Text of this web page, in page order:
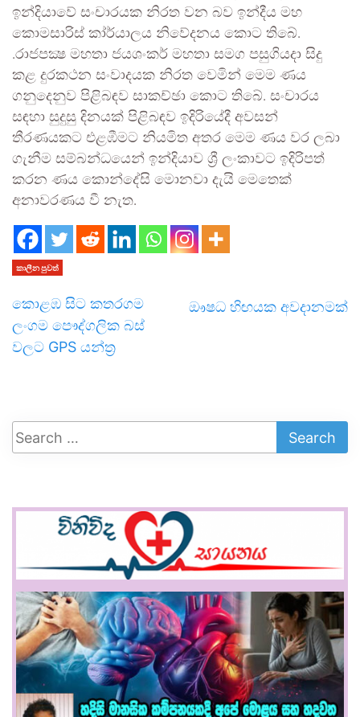
ඉන්දියාවේ සංචාරයක නිරත වන බව ඉන්දීය මහ
කොමසාරිස් කා්ර්යාලය නිවේදනය කොට තිබේ.
.රාජපක්‍ෂ මහතා ජයශංකර් මහතා සමග පසුගියදා සිදු
කළ දුරකථන සංවාදයක නිරත වෙමින් මෙම ණය
ගනුදෙනුව පිළිබඳව සාකච්ඡා කොට තිබේ. සංචාරය
සඳහා සුදුසු දිනයක් පිළිබඳව ඉදිරියේදී අවසන්
තීරණයකට එළඹීමට නියමිත අතර මෙම ණය වර ලබා
ගැනීම සම්බන්ධයෙන් ඉන්දියාව ශ්‍රී ලංකාවට ඉදිරිපත්
කරන ණය කොන්දේසි මොනවා දැයි මෙතෙක්
අනාවරණය වී නැත.
කාලීන පුවත්
කොළඹ සිට කතරගම
ලංගම පෞද්ගලික බස්
වලට GPS යන්ත්‍ර
ඖෂධ හිඟයක අවදානමක්